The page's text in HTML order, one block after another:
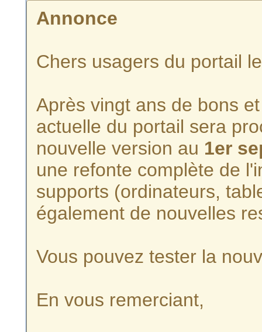
Annonce
Chers usagers du portail
Après vingt ans de bons
actuelle du portail sera
nouvelle version au 1er
une refonte complète de
supports (ordinateurs,
également de nouvelles
Vous pouvez tester la
En vous remerciant,